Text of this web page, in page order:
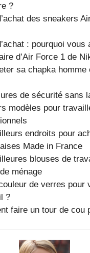
?
des sneakers
: pourquoi vous
d’Air Force 1 de
sa chapka homme
de sécurité sans
modèles pour
endroits pour
Made in France
blouses de
ménage
de verres pour
?
faire un tour de cou